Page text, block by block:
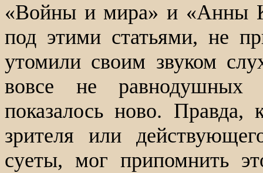
«Войны и мира» и «Анны
под этими статьями, не
утомили своим звуком
вовсе не равнодушных
показалось ново. Правда,
зрителя или
суеты, мог припомнить